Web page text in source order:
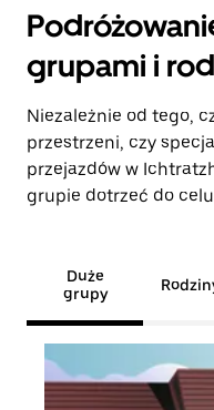
grupami i
Niezależnie od tego,
przestrzeni, czy
przejazdów w
grupie dotrzeć do
Duże
grupy